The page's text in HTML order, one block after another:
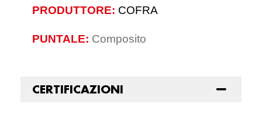
PRODUTTORE: COFRA
PUNTALE: Composito
CERTIFICAZIONI